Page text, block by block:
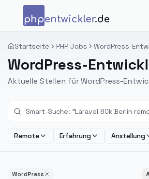
Zum Inhalt springen
phpentwickler.de
Startseite PHP Jobs WordPress-
WordPress-
Aktuelle Stellen für WordPress-
Remote Erfahrung Anstellung
WordPress